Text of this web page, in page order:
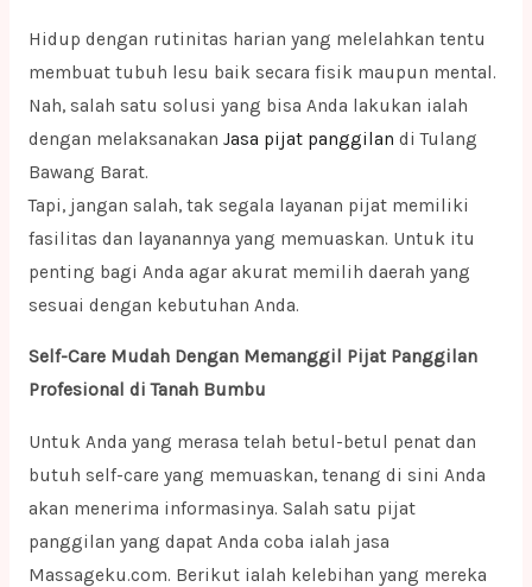
Hidup dengan rutinitas harian yang melelahkan tentu
membuat tubuh lesu baik secara fisik maupun mental.
Nah, salah satu solusi yang bisa Anda lakukan ialah
dengan melaksanakan Jasa pijat panggilan di Tulang
Bawang Barat.
Tapi, jangan salah, tak segala layanan pijat memiliki
fasilitas dan layanannya yang memuaskan. Untuk itu
penting bagi Anda agar akurat memilih daerah yang
sesuai dengan kebutuhan Anda.
Self-Care Mudah Dengan Memanggil Pijat Panggilan
Profesional di Tanah Bumbu
Untuk Anda yang merasa telah betul-betul penat dan
butuh self-care yang memuaskan, tenang di sini Anda
akan menerima informasinya. Salah satu pijat
panggilan yang dapat Anda coba ialah jasa
Massageku.com. Berikut ialah kelebihan yang mereka